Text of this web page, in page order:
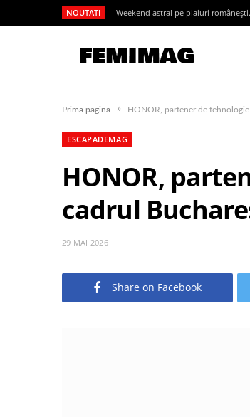
NOUTATI Weekend astral pe plaiuri
Prima pagină »
ESCAPADEMAG
HONOR,
cadrul
29 MAI 2026
Share on Facebook